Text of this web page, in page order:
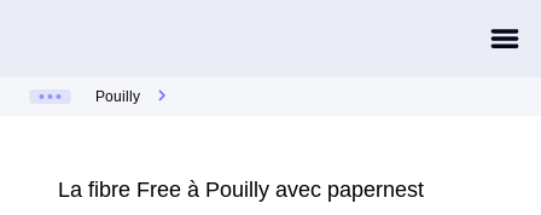
Pouilly
La fibre Free à Pouilly avec papernest